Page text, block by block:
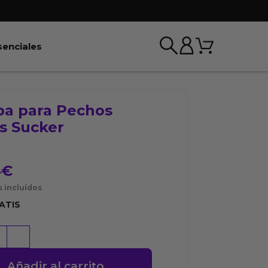
& Bondage Carrito
para Pechos
Sucker
€
incluídos